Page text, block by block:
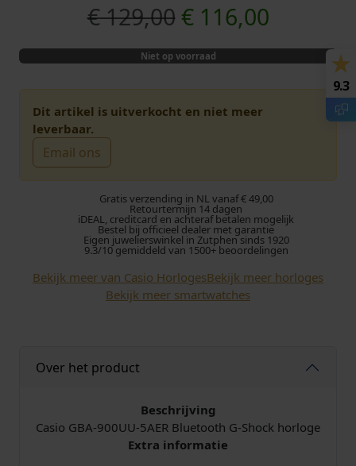
€129,00 O
o
r
s
r
o
n
k
j
k
€116,00H
u
i
g
e
p
r
i
Niet op voorraad
Dit artikel is uitverkocht en niet meer
leverbaar.
Email ons
Gratis verzending in NL vanaf € 49,00
Retourtermijn 14 dagen
iDEAL, creditcard en achteraf betalen mogelijk
Bestel bij officieel dealer met garantie
Eigen juwelierswinkel in Zutphen sinds 1920
9.3/10 gemiddeld van 1500+ beoordelingen
Bekijk meer van Casio HorlogesBekijk meer horloges
Bekijk meer smartwatches
Over het product
Beschrijving
Casio GBA-900UU-5AER Bluetooth G-Shock horloge
Extra informatie
9.3